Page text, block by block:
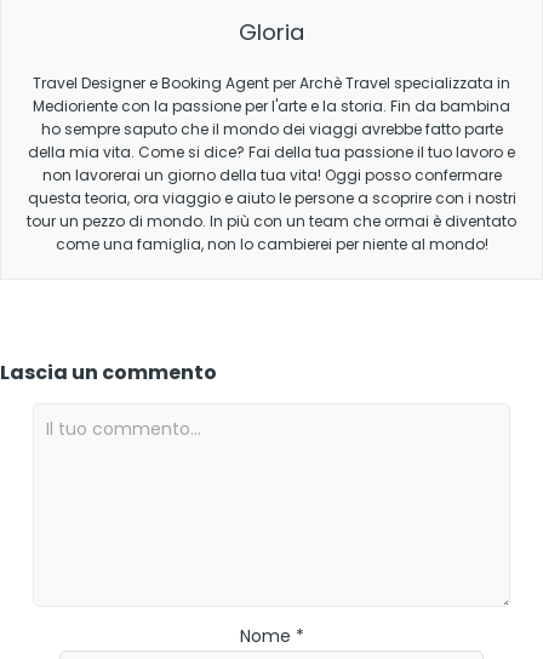
Gloria
Travel Designer e Booking Agent per Archè Travel specializzata in
Medioriente con la passione per l'arte e la storia. Fin da bambina
ho sempre saputo che il mondo dei viaggi avrebbe fatto parte
della mia vita. Come si dice? Fai della tua passione il tuo lavoro e
non lavorerai un giorno della tua vita! Oggi posso confermare
questa teoria, ora viaggio e aiuto le persone a scoprire con i nostri
tour un pezzo di mondo. In più con un team che ormai è diventato
come una famiglia, non lo cambierei per niente al mondo!
Lascia un commento
Nome *